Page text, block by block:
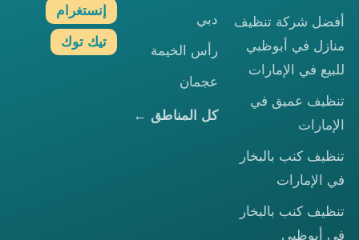
أفضل شركة تنظيف
منازل في أبوظبي
للبيع في الإمارات
تنظيف عميق في
الإمارات
تنظيف كنب بالبخار
في الإمارات
تنظيف كنب بالبخار
في أبوظبي
دبي
رأس الخيمة
عجمان
كل المناطق ←
إنستغرام
تيك توك